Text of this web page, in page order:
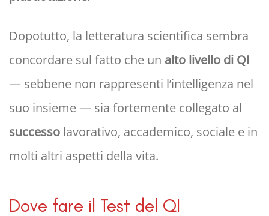
Dopotutto, la letteratura scientifica sembra
concordare sul fatto che un alto livello di QI
— sebbene non rappresenti l’intelligenza nel
suo insieme — sia fortemente collegato al
successo lavorativo, accademico, sociale e in
molti altri aspetti della vita.
Dove fare il Test del QI